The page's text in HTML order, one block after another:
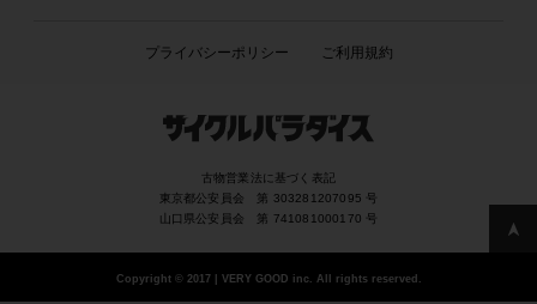
プライバシーポリシー ご利用規約
古物営業法に基づく表記
東京都公安員会 第 303281207095 号
山口県公安員会 第 741081000170 号
Copyright ©2017 | VERY GOOD inc. All rights reserved.